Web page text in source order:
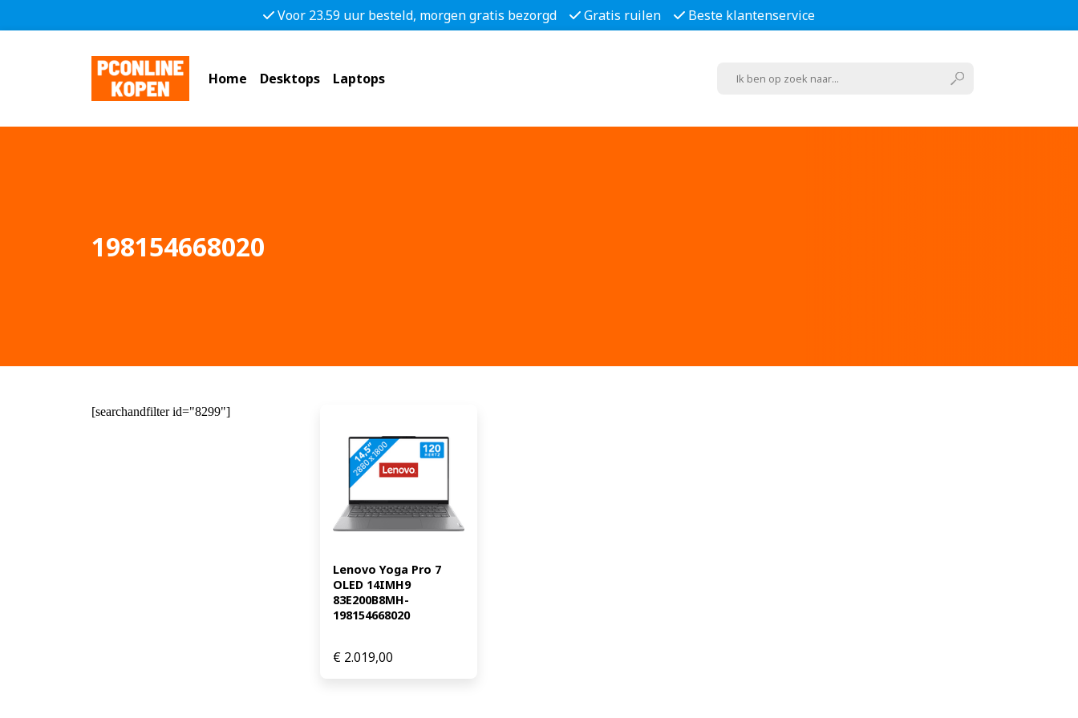
Voor 23.59 uur besteld, morgen gratis bezorgd Gratis ruilen Beste klantenservice
Home Desktops Laptops
198154668020
[searchandfilter id="8299"]
Lenovo Yoga Pro 7
OLED 14IMH9
83E200B8MH-
198154668020
€ 2.019,00